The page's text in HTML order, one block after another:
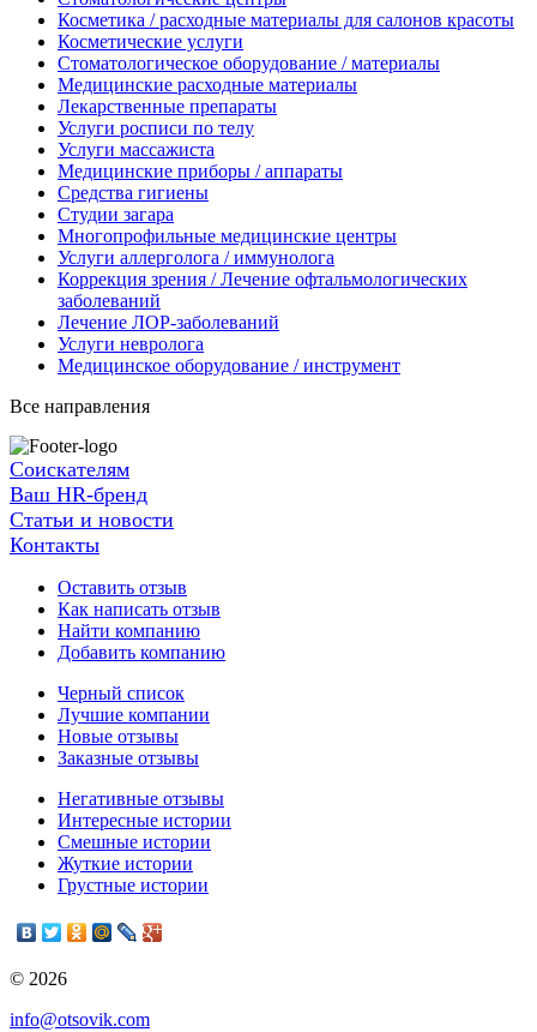
Косметика / расходные материалы для салонов красоты
Косметические услуги
Стоматологическое оборудование / материалы
Медицинские расходные материалы
Лекарственные препараты
Услуги росписи по телу
Услуги массажиста
Медицинские приборы / аппараты
Средства гигиены
Студии загара
Многопрофильные медицинские центры
Услуги аллерголога / иммунолога
Коррекция зрения / Лечение офтальмологических
заболеваний
Лечение ЛОР-заболеваний
Услуги невролога
Медицинское оборудование / инструмент
Все направления
Соискателям
Ваш HR-бренд
Статьи и новости
Контакты
Оставить отзыв
Как написать отзыв
Найти компанию
Добавить компанию
Черный список
Лучшие компании
Новые отзывы
Заказные отзывы
Негативные отзывы
Интересные истории
Смешные истории
Жуткие истории
Грустные истории
© 2026
info@otsovik.com